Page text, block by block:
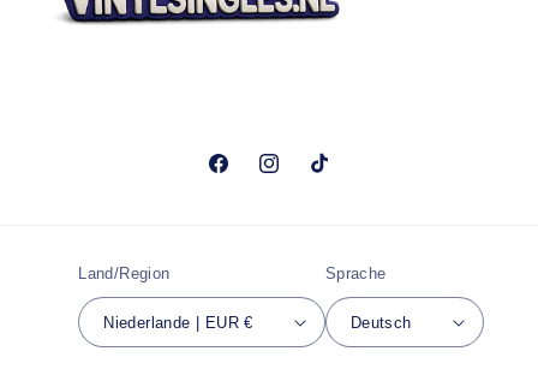
FacebookInstagramTikTok
Land/Region
Niederlande | EUR €
Sprache
Deutsch